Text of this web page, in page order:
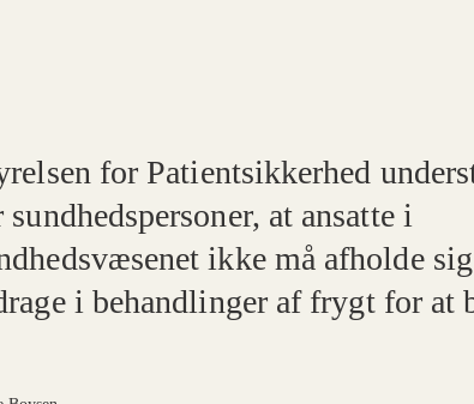
for Patientsikkerhed
sundhedspersoner, at ansatte i
ikke må afholde
i behandlinger af frygt for at